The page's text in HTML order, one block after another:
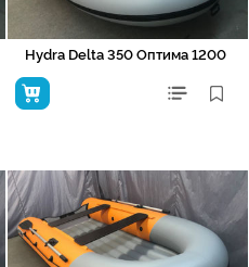
Hydra Delta 350 Оптима 1200